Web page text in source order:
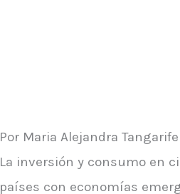
Por Maria Alejandra
La inversión y consumo en
países con economías